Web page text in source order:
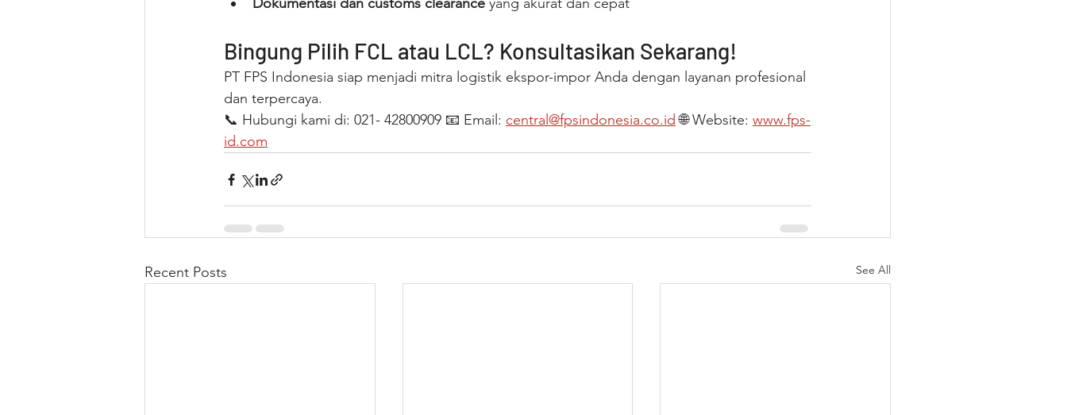
Bingung Pilih FCL atau LCL? Konsultasikan Sekarang!
PT FPS Indonesia siap menjadi mitra logistik ekspor-impor Anda dengan layanan profesional
dan terpercaya.
📞 Hubungi kami di: 021- 42800909 📧 Email: central@fpsindonesia.co.id 🌐 Website: www.fps-
id.com
Recent Posts See All